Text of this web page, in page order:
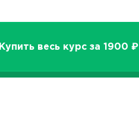
Купить весь курс за 1900 ₽